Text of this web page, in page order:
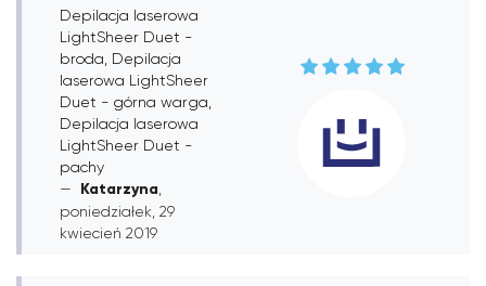
Depilacja laserowa
LightSheer Duet -
broda, Depilacja
laserowa LightSheer
Duet - górna warga,
Depilacja laserowa
LightSheer Duet -
pachy
Katarzyna
poniedziałek, 29
kwiecień 2019